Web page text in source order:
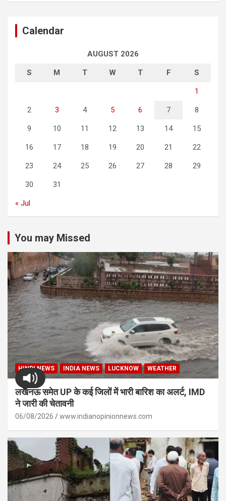
Calendar
AUGUST 2026
S M T W T F S
1
2 3 4 5 6 7 8
9 10 11 12 13 14 15
16 17 18 19 20 21 22
23 24 25 26 27 28 29
30 31
« Jul
You may Missed
HINDI NEWS INDIA NEWS LUCKNOW WEATHER
लखनऊ समेत UP के कई जिलों में भारी बारिश का अलर्ट, IMD
ने जारी की चेतावनी
06/08/2026 www.indianopinionnews.com